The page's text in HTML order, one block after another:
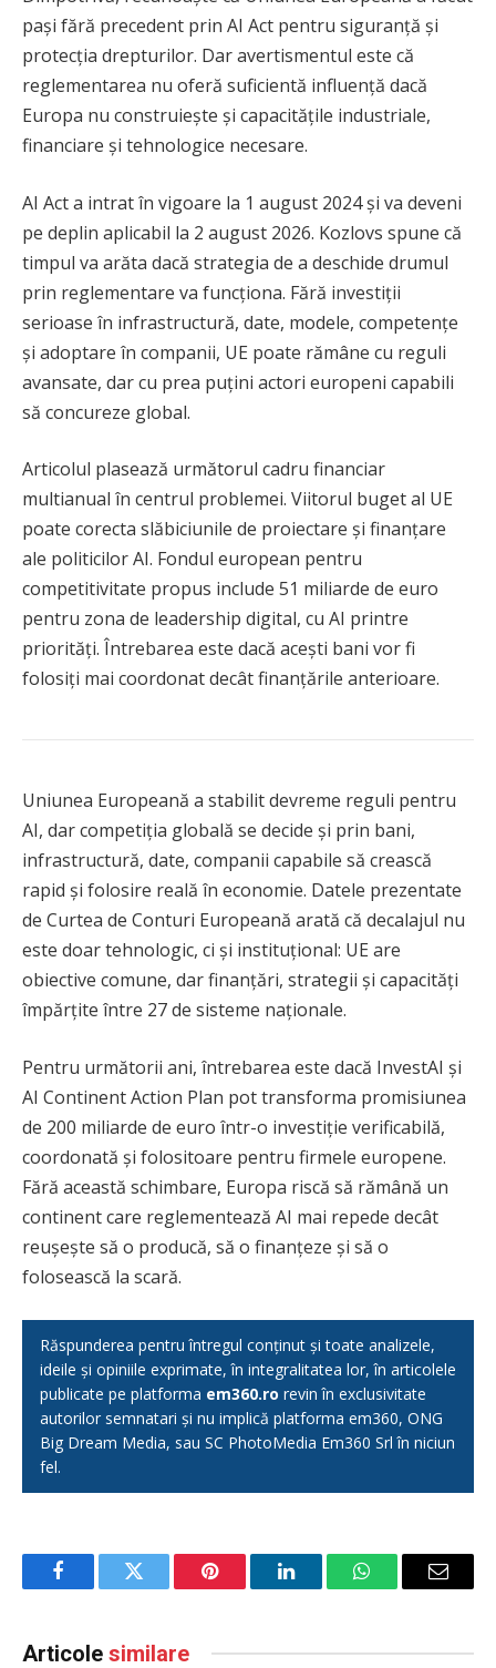
pași fără precedent prin AI Act pentru siguranță și
protecția drepturilor. Dar avertismentul este că
reglementarea nu oferă suficientă influență dacă
Europa nu construiește și capacitățile industriale,
financiare și tehnologice necesare.
AI Act a intrat în vigoare la 1 august 2024 și va deveni
pe deplin aplicabil la 2 august 2026. Kozlovs spune că
timpul va arăta dacă strategia de a deschide drumul
prin reglementare va funcționa. Fără investiții
serioase în infrastructură, date, modele, competențe
și adoptare în companii, UE poate rămâne cu reguli
avansate, dar cu prea puțini actori europeni capabili
să concureze global.
Articolul plasează următorul cadru financiar
multianual în centrul problemei. Viitorul buget al UE
poate corecta slăbiciunile de proiectare și finanțare
ale politicilor AI. Fondul european pentru
competitivitate propus include 51 miliarde de euro
pentru zona de leadership digital, cu AI printre
priorități. Întrebarea este dacă acești bani vor fi
folosiți mai coordonat decât finanțările anterioare.
Uniunea Europeană a stabilit devreme reguli pentru
AI, dar competiția globală se decide și prin bani,
infrastructură, date, companii capabile să crească
rapid și folosire reală în economie. Datele prezentate
de Curtea de Conturi Europeană arată că decalajul nu
este doar tehnologic, ci și instituțional: UE are
obiective comune, dar finanțări, strategii și capacități
împărțite între 27 de sisteme naționale.
Pentru următorii ani, întrebarea este dacă InvestAI și
AI Continent Action Plan pot transforma promisiunea
de 200 miliarde de euro într-o investiție verificabilă,
coordonată și folositoare pentru firmele europene.
Fără această schimbare, Europa riscă să rămână un
continent care reglementează AI mai repede decât
reușește să o producă, să o finanțeze și să o
folosească la scară.
Răspunderea pentru întregul conținut și toate analizele,
ideile și opiniile exprimate, în integralitatea lor, în articolele
publicate pe platforma em360.ro revin în exclusivitate
autorilor semnatari și nu implică platforma em360, ONG
Big Dream Media, sau SC PhotoMedia Em360 Srl în niciun
fel.
FacebookTwitter Pinterest LinkedInWhatsAppEmail
Articole similare